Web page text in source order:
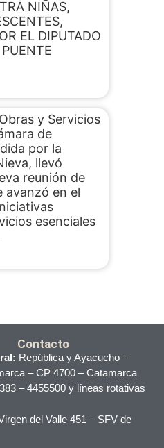
NIÑAS,
EL DIPUTADO
y Servicios
de
por la
llevó
reunión de
avanzó en el
esenciales
Contacto
República y Ayacucho –
– CP 4700 – Catamarca
– 4455500 y líneas rotativas
del Valle 451 – SFV de